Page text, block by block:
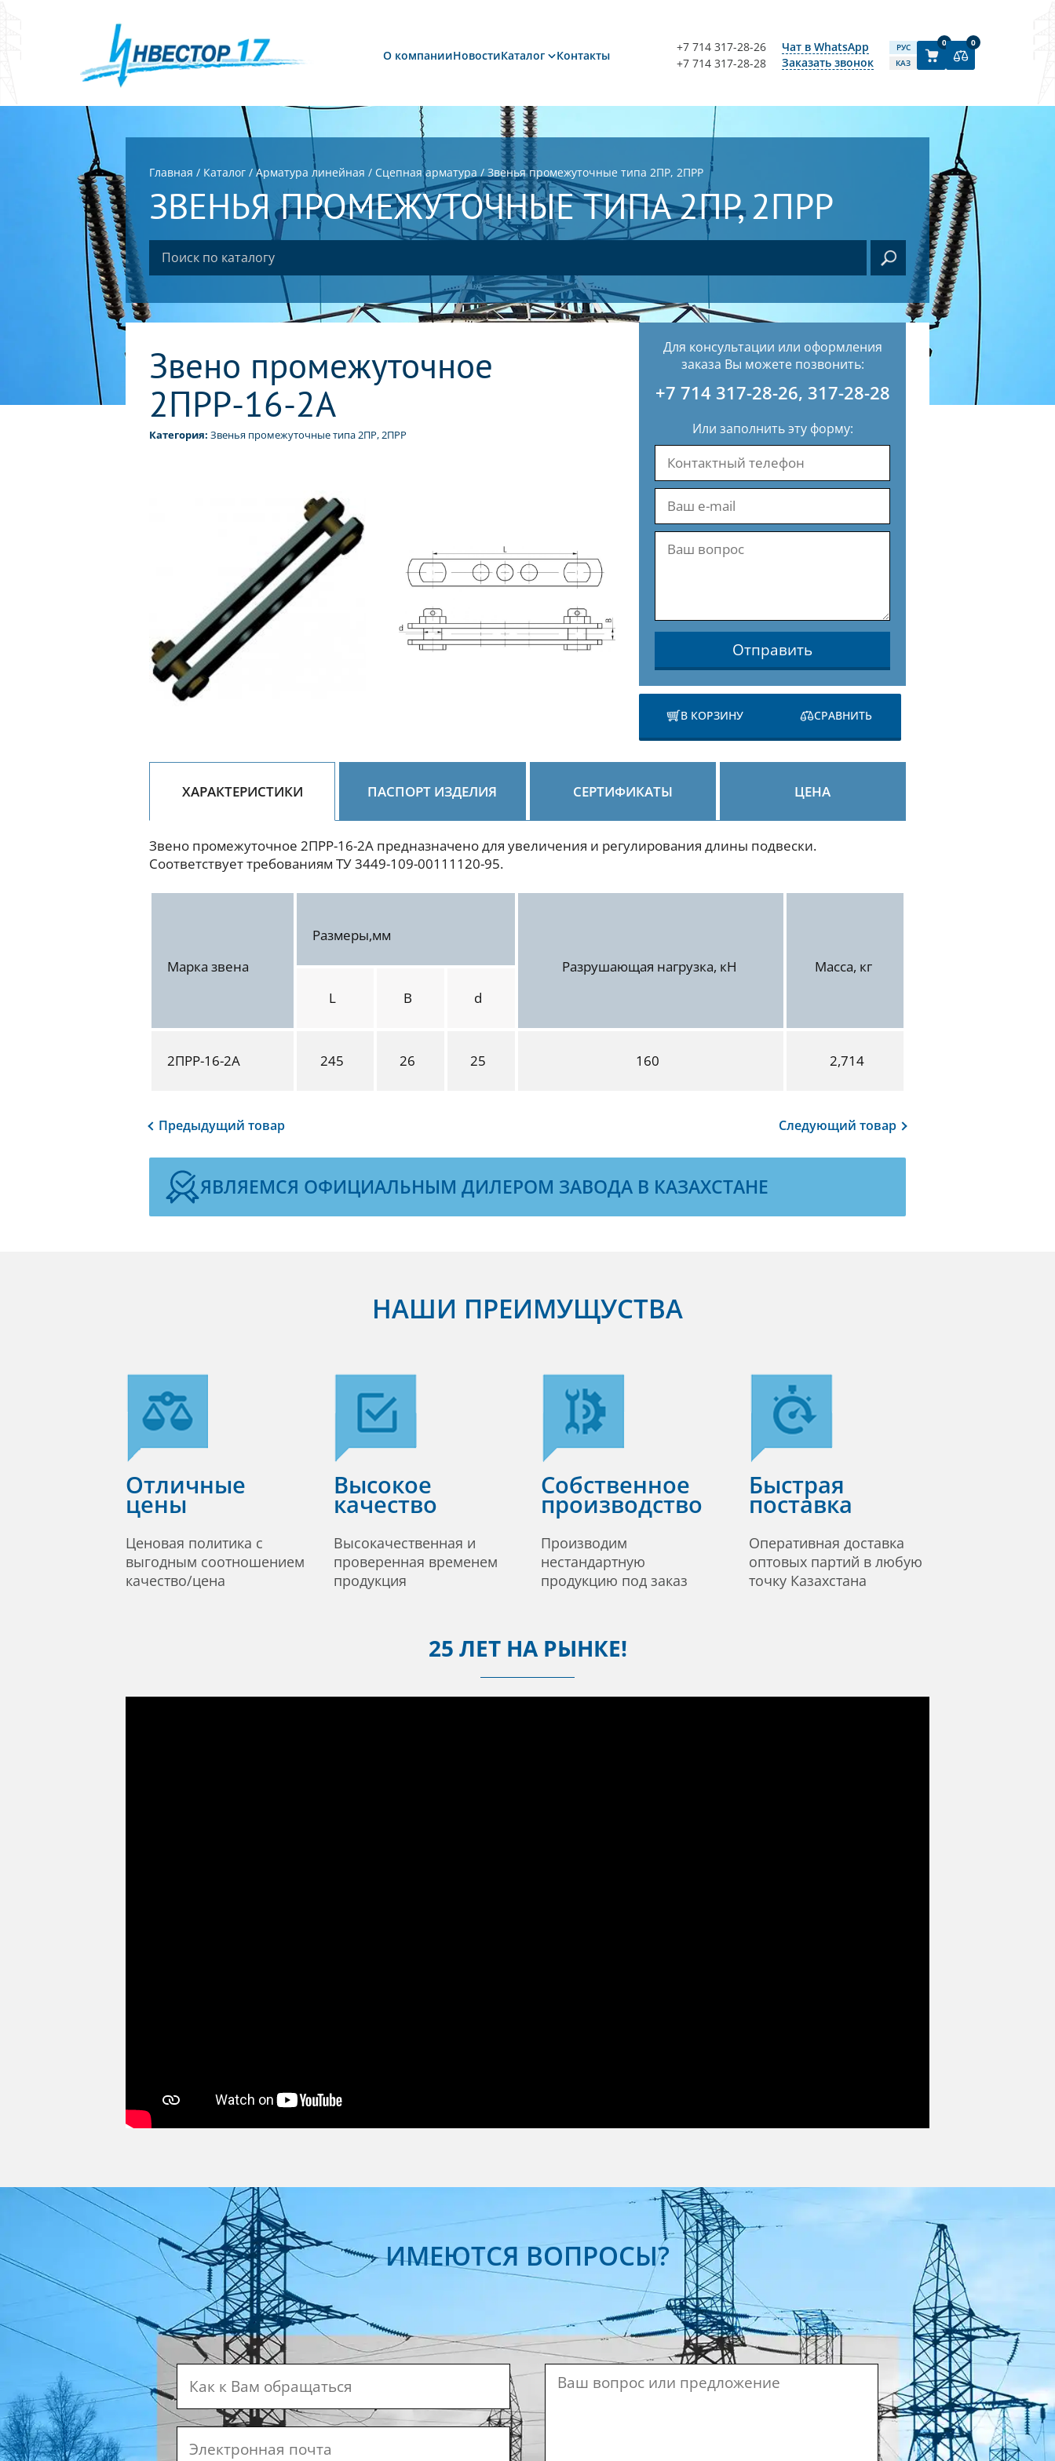
О компанииНовостиКаталог Контакты
+7 714 317-28-26
+7 714 317-28-28
Чат в WhatsApp
Заказать звонок
РУС
КАЗ
0 0
Главная / Каталог / Арматура линейная / Сцепная арматура / Звенья промежуточные типа 2ПР, 2ПРР
ЗВЕНЬЯ ПРОМЕЖУТОЧНЫЕ ТИПА 2ПР, 2ПРР
Звено промежуточное
2ПРР-16-2А
Категория: Звенья промежуточные типа 2ПР, 2ПРР
Для консультации или оформления
заказа Вы можете позвонить:
+7 714 317-28-26, 317-28-28
Или заполнить эту форму:
Отправить
В КОРЗИНУ СРАВНИТЬ
ХАРАКТЕРИСТИКИ ПАСПОРТ ИЗДЕЛИЯ СЕРТИФИКАТЫ ЦЕНА
Звено промежуточное 2ПРР-16-2А предназначено для увеличения и регулирования длины подвески.
Соответствует требованиям ТУ 3449-109-00111120-95.
Марка звена
Размеры,мм
Разрушающая нагрузка, кН
Масса, кг
L
B d
2ПРР-16-2А 245 26 25 160 2,714
Предыдущий товар Следующий товар
ЯВЛЯЕМСЯ ОФИЦИАЛЬНЫМ ДИЛЕРОМ ЗАВОДА В КАЗАХСТАНЕ
НАШИ ПРЕИМУЩУСТВА
Отличные
цены
Ценовая политика с
выгодным соотношением
качество/цена
Высокое
качество
Высокачественная и
проверенная временем
продукция
Собственное
производство
Производим
нестандартную
продукцию под заказ
Быстрая
поставка
Оперативная доставка
оптовых партий в любую
точку Казахстана
25 ЛЕТ НА РЫНКЕ!
ИМЕЮТСЯ ВОПРОСЫ?